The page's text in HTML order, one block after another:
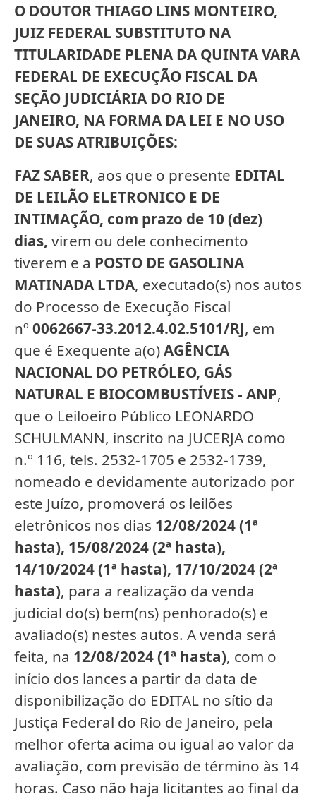
O DOUTOR THIAGO LINS MONTEIRO,
JUIZ FEDERAL SUBSTITUTO NA
TITULARIDADE PLENA DA QUINTA VARA
FEDERAL DE EXECUÇÃO FISCAL DA
SEÇÃO JUDICIÁRIA DO RIO DE
JANEIRO, NA FORMA DA LEI E NO USO
DE SUAS ATRIBUIÇÕES:
FAZ SABER, aos que o presente EDITAL
DE LEILÃO ELETRONICO E DE
INTIMAÇÃO, com prazo de 10 (dez)
dias, virem ou dele conhecimento
tiverem e a POSTO DE GASOLINA
MATINADA LTDA, executado(s) nos autos
do Processo de Execução Fiscal
nº 0062667-33.2012.4.02.5101/RJ, em
que é Exequente a(o)AGÊNCIA
NACIONAL DO PETRÓLEO, GÁS
NATURAL E BIOCOMBUSTÍVEIS - ANP,
que o Leiloeiro Público LEONARDO
SCHULMANN, inscrito na JUCERJA como
n.º 116, tels. 2532-1705 e 2532-1739,
nomeado e devidamente autorizado por
este Juízo, promoverá os leilões
eletrônicos nos dias 12/08/2024 (1ª
hasta), 15/08/2024 (2ª hasta),
14/10/2024 (1ª hasta), 17/10/2024 (2ª
hasta), para a realização da venda
judicial do(s) bem(ns) penhorado(s) e
avaliado(s) nestes autos. A venda será
feita, na 12/08/2024 (1ª hasta), com o
início dos lances a partir da data de
disponibilização do EDITAL no sítio da
Justiça Federal do Rio de Janeiro, pela
melhor oferta acima ou igual ao valor da
avaliação, com previsão de término às 14
horas. Caso não haja licitantes ao final da